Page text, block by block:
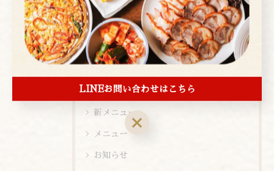
コース
お酒
ランチ
店内ビュー
新メニュー
メニュー
お知らせ
LINEお問い合わせはこちら